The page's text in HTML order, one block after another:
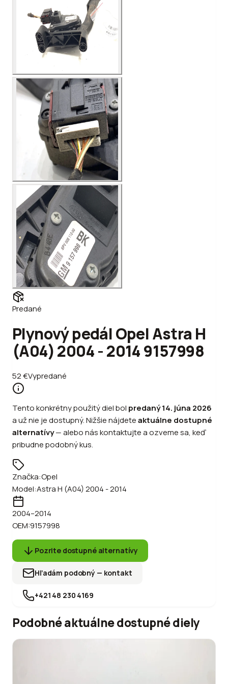
Predané
Plynový pedál Opel Astra H
(A04) 2004 - 2014 9157998
52€Vypredané
Tento konkrétny použitý diel bol predaný14. júna 2026
a už nie je dostupný. Nižšie nájdeteaktuálne dostupné
alternatívy—alebonás kontaktujte a ozveme sa, keď
pribudne podobný kus.
Značka:Opel
Model:Astra H (A04) 2004 - 2014
2004–2014
OEM:9157998
Pozrite dostupné alternatívy
Hľadám podobný — kontakt
+421 48 230 4169
Podobné aktuálne dostupné diely